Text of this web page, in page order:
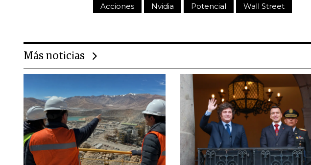
Acciones Nvidia Potencial Wall Street
Más noticias